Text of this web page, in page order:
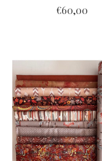
€60,00